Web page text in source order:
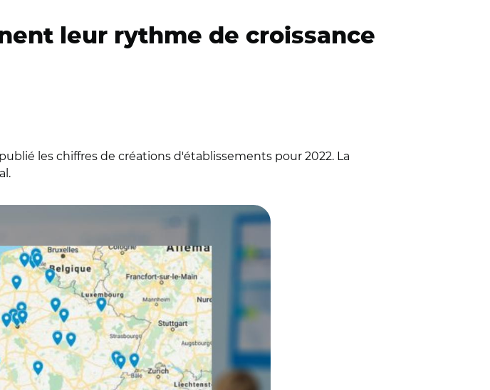
leur rythme de croissance
les chiffres de créations d'établissements pour 2022. La